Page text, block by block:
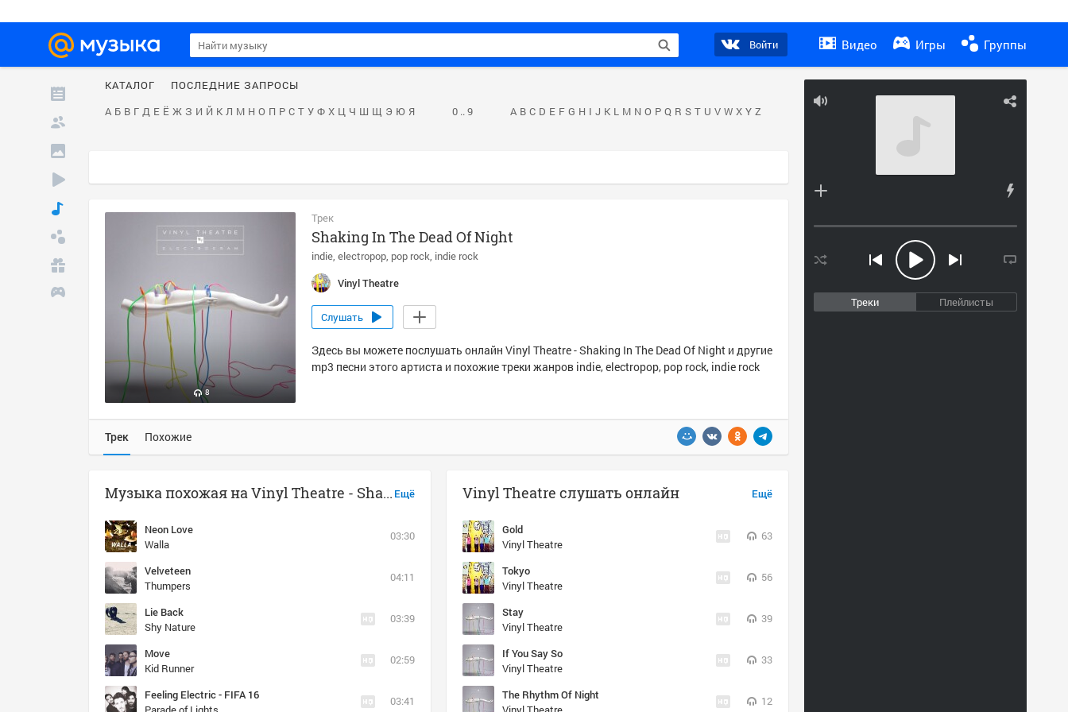
Войти Видео Игры Группы
Треки Плейлисты
КАТАЛОГ
ПОСЛЕДНИЕ ЗАПРОСЫ
А Б В Г Д Е Ё Ж З И Й К Л М Н О П Р С Т У Ф Х Ц Ч Ш Щ Э Ю Я 0 .. 9 A B C D E F G H I J K L M N O P Q R S T U V W X Y Z
8
Трек
Shaking In The Dead Of Night
indie electropop pop rock indie rock
Vinyl Theatre
Слушать
Здесь вы можете послушать онлайн Vinyl Theatre - Shaking In The Dead Of Night и другие
mp3 песни этого артиста и похожие треки жанров indie, electropop, pop rock, indie rock
Трек Похожие
Ещё
Музыка похожая на Vinyl Theatre - Shaking In The Dead Of Night
Neon Love
Walla
03:30
Velveteen
Thumpers
04:11
Lie Back
Shy Nature
03:39
Move
Kid Runner
02:59
Feeling Electric - FIFA 16
03:41
Ещё
Vinyl Theatre слушать онлайн
Gold
Vinyl Theatre
63
Tokyo
Vinyl Theatre
56
Stay
Vinyl Theatre
39
If You Say So
Vinyl Theatre
33
The Rhythm Of Night
12